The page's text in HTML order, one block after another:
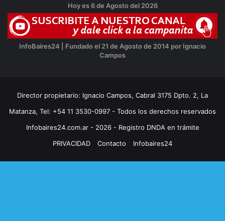
Hoy es 6 de Agosto del 2026
InfoBaires24 | Fundado el 21 de Agosto de 2014 por Ignacio
Campos
Director propietario: Ignacio Campos, Cabral 3175 Dpto. 2, La
Matanza, Tel: +54 11 3530-0997 - Todos los derechos reservados
Infobaires24.com.ar - 2026 - Registro DNDA en trámite
PRIVACIDAD
Contacto Infobaires24